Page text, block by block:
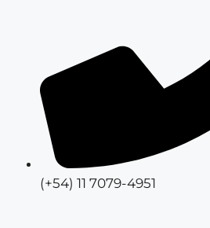
(+54) 11 7079-4951